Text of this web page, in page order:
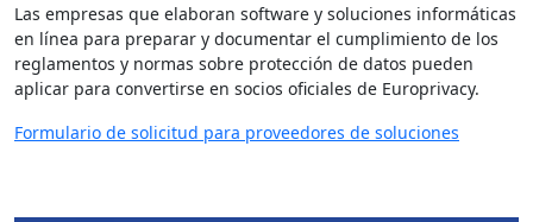
Las empresas que elaboran software y soluciones informáticas
en línea para preparar y documentar el cumplimiento de los
reglamentos y normas sobre protección de datos pueden
aplicar para convertirse en socios oficiales de Europrivacy.
Formulario de solicitud para proveedores de soluciones